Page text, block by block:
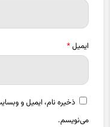
ایمیل*
ذخیره نام، ایمیل و
می‌نویسم.